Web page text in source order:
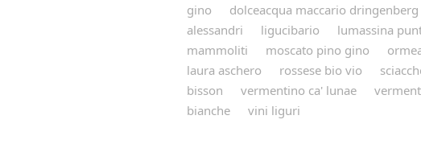
gino
dolceacqua maccario dringenberg
alessandri
ligucibario lumassina
mammoliti
moscato pino gino
laura aschero
rossese bio vio
bisson
vermentino ca' lunae
bianche
vini liguri